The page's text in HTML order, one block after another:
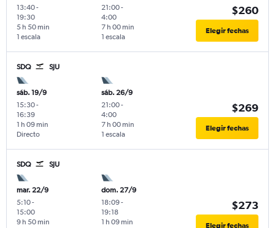
13:40-
19:30
1 escala
5 h 50 min
21:00-
4:00
1 escala
7 h 00 min
$260
Elegir fechas
SDQ SJU
sáb. 19/9
15:30-
16:39
Directo
1 h 09 min
sáb. 26/9
21:00-
4:00
1 escala
7 h 00 min
$269
Elegir fechas
SDQ SJU
mar. 22/9
5:10-
15:00
9 h 50 min
dom. 27/9
18:09-
19:18
1 h 09 min
$273
Elegir fechas